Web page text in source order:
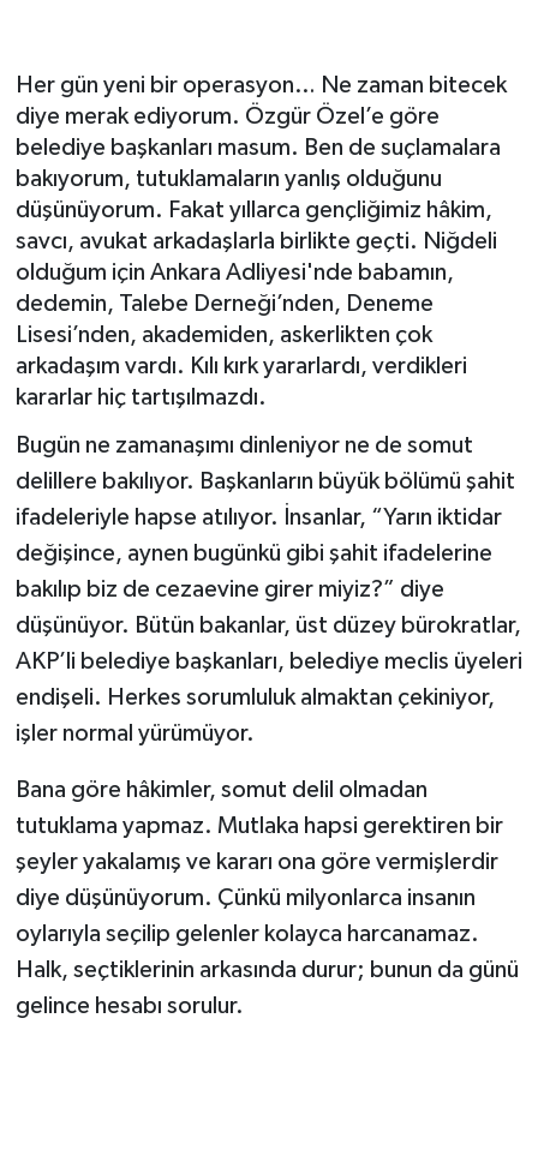
Her gün yeni bir operasyon… Ne zaman bitecek
diye merak ediyorum. Özgür Özel’e göre
belediye başkanları masum. Ben de suçlamalara
bakıyorum, tutuklamaların yanlış olduğunu
düşünüyorum. Fakat yıllarca gençliğimiz hâkim,
savcı, avukat arkadaşlarla birlikte geçti. Niğdeli
olduğum için Ankara Adliyesi'nde babamın,
dedemin, Talebe Derneği’nden, Deneme
Lisesi’nden, akademiden, askerlikten çok
arkadaşım vardı. Kılı kırk yararlardı, verdikleri
kararlar hiç tartışılmazdı.
Bugün ne zamanaşımı dinleniyor ne de somut
delillere bakılıyor. Başkanların büyük bölümü şahit
ifadeleriyle hapse atılıyor. İnsanlar, “Yarın iktidar
değişince, aynen bugünkü gibi şahit ifadelerine
bakılıp biz de cezaevine girer miyiz?” diye
düşünüyor. Bütün bakanlar, üst düzey bürokratlar,
AKP’li belediye başkanları, belediye meclis üyeleri
endişeli. Herkes sorumluluk almaktan çekiniyor,
işler normal yürümüyor.
Bana göre hâkimler, somut delil olmadan
tutuklama yapmaz. Mutlaka hapsi gerektiren bir
şeyler yakalamış ve kararı ona göre vermişlerdir
diye düşünüyorum. Çünkü milyonlarca insanın
oylarıyla seçilip gelenler kolayca harcanamaz.
Halk, seçtiklerinin arkasında durur; bunun da günü
gelince hesabı sorulur.
Haber
İlçe Haberleri
Keşfet
Kültür & Sanat
Magazin
Resmi İlanlar
Sağlık
Siyaset
Sokak Hayvanlarını Sahiplendirme
Sonsöz Özel
Spor
Vasıta
Yaşam